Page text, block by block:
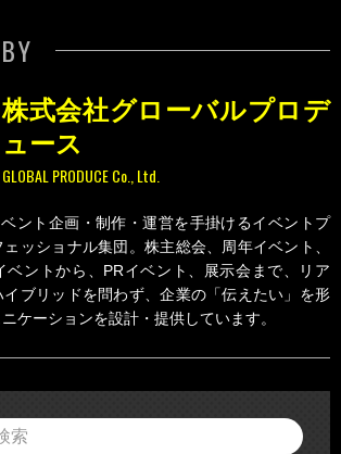
GLOBAL PRODUCE Co., Ltd.
株式会社グローバルプロデ
ュース
ント企画・制作・運営を手掛けるイベントプ
ッショナル集団。株主総会、周年イベント、
ベントから、PRイベント、展示会まで、リア
ブリッドを問わず、企業の「伝えたい」を形
ケーションを設計・提供しています。